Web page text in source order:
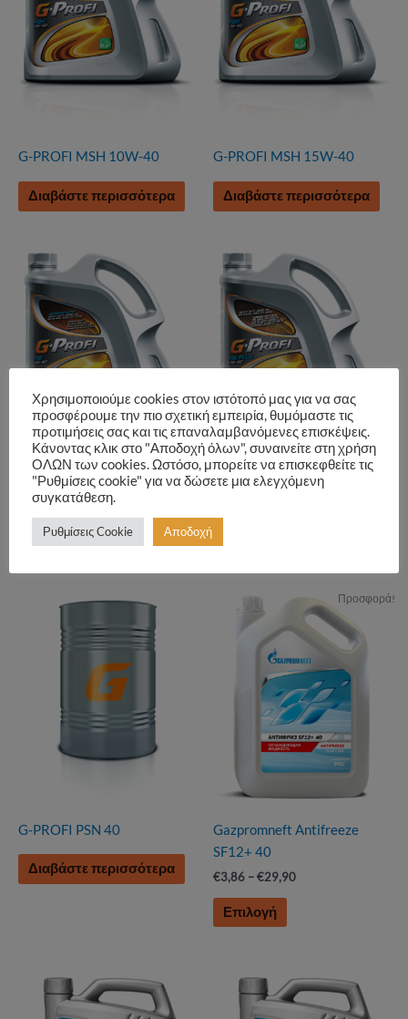
G-PROFI MSH 10W-40
Διαβάστε περισσότερα
G-PROFI MSH 15W-40
Διαβάστε περισσότερα
G-PROFI MSI 10W-40
Διαβάστε περισσότερα
G-PROFI MSI PLUS 15W-40
G-PROFI PSN 40
Διαβάστε περισσότερα
Προσφορά!
Gazpromneft Antifreeze
SF12+ 40
€3,86 –€29,90Price
Επιλογή
Αυτό
το
πολλαπλές
παραλλαγές.
Χρησιμοποιούμε cookies στον ιστότοπό μας για να σας
προσφέρουμε την πιο σχετική εμπειρία, θυμόμαστε τις
προτιμήσεις σας και τις επαναλαμβανόμενες επισκέψεις.
Κάνοντας κλικ στο "Αποδοχή όλων", συναινείτε στη χρήση
ΟΛΩΝ των cookies. Ωστόσο, μπορείτε να επισκεφθείτε τις
"Ρυθμίσεις cookie" για να δώσετε μια ελεγχόμενη
συγκατάθεση.
Ρυθμίσεις Cookie Αποδοχή